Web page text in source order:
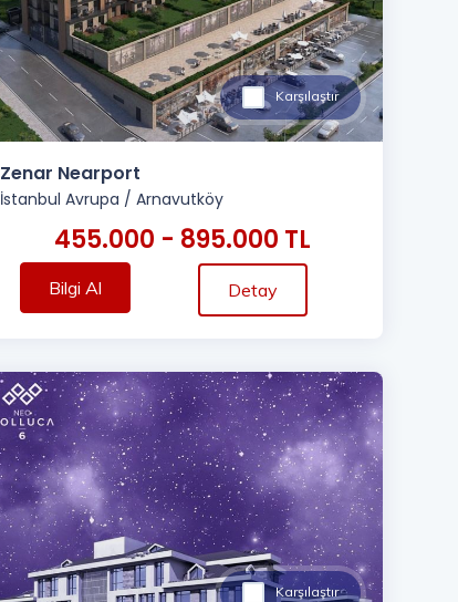
Karşılaştır
Zenar Nearport
İstanbul Avrupa / Arnavutköy
455.000 - 895.000 TL
Bilgi Al Detay
Karşılaştır